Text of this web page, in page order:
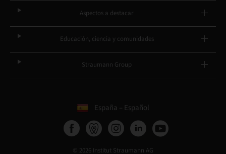
Aspectos a destacar
Educación, ciencia y comunidades
Straumann Group
España – Español
© 2026 Institut Straumann AG